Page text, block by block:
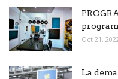
Oct 21,
La